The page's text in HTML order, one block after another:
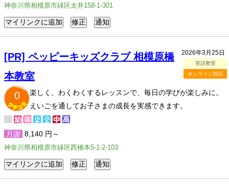
神奈川県相模原市緑区太井158-1-301
2026年3月25日
英語教室
オンライン対応
[PR] ペッピーキッズクラブ 相模原橋
本教室
0
楽しく、わくわくするレッスンで、毎日の学びが楽しみに。
えいごを通してお子さまの成長を実感できます。
月謝 8,140 円～
神奈川県相模原市緑区西橋本5-1-2-103